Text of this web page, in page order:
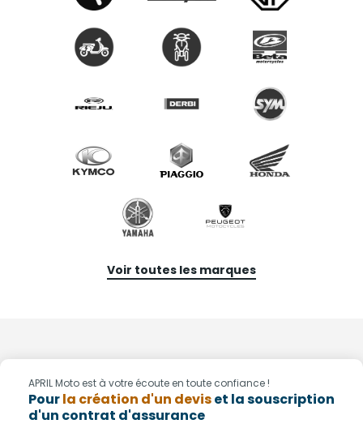
Voir toutes les marques
APRIL Moto est à votre écoute en toute confiance !
Pourla création d'un deviset la souscription
d'un contrat d'assurance